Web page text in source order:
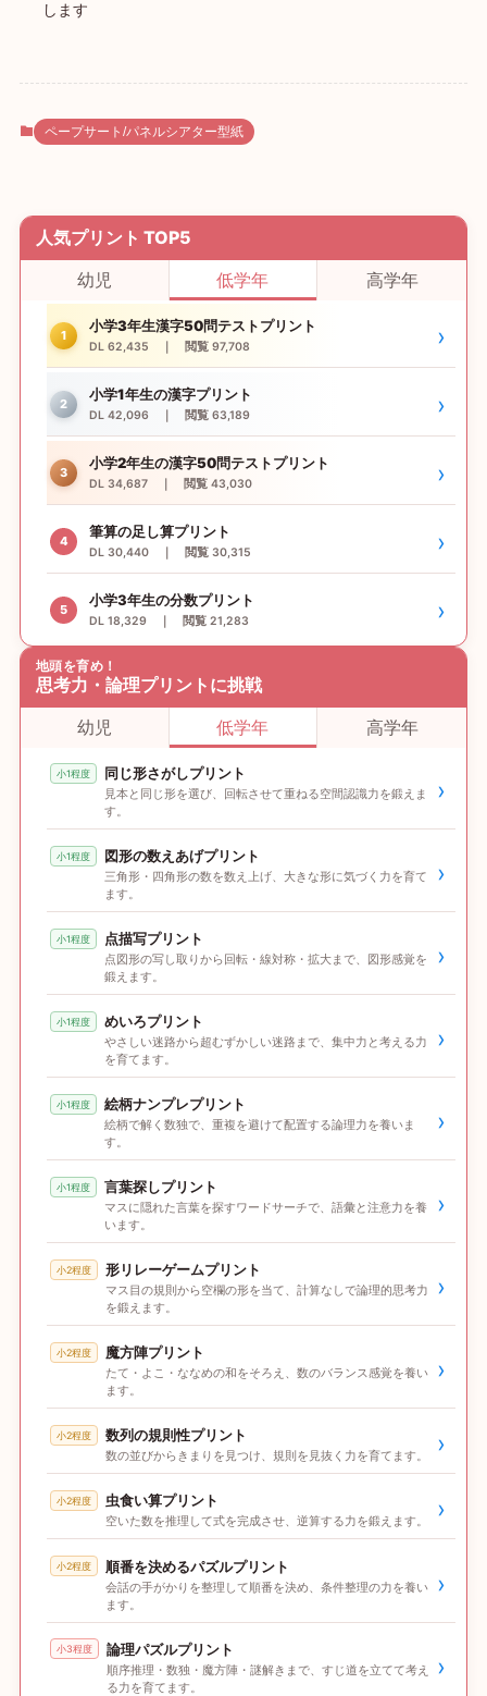
します
ペープサート/パネルシアター型紙
人気プリント TOP5
幼児
低学年 高学年
1
小学3年生漢字50問テストプリント
DL 62,435 ｜ 閲覧 97,708 ›
2
小学1年生の漢字プリント
DL 42,096 ｜ 閲覧 63,189 ›
3
小学2年生の漢字50問テストプリント
DL 34,687 ｜ 閲覧 43,030 ›
4
筆算の足し算プリント
DL 30,440 ｜ 閲覧 30,315 ›
5
小学3年生の分数プリント
DL 18,329 ｜ 閲覧 21,283 ›
地頭を育め！
思考力・論理プリントに挑戦
幼児
低学年 高学年
小1程度 同じ形さがしプリント
見本と同じ形を選び、回転させて重ねる空間認識力を鍛えま
す。
›
小1程度 図形の数えあげプリント
三角形・四角形の数を数え上げ、大きな形に気づく力を育て
ます。
›
小1程度 点描写プリント
点図形の写し取りから回転・線対称・拡大まで、図形感覚を
鍛えます。
›
小1程度 めいろプリント
やさしい迷路から超むずかしい迷路まで、集中力と考える力
を育てます。
›
小1程度 絵柄ナンプレプリント
絵柄で解く数独で、重複を避けて配置する論理力を養いま
す。
›
小1程度 言葉探しプリント
マスに隠れた言葉を探すワードサーチで、語彙と注意力を養
います。
›
小2程度 形リレーゲームプリント
マス目の規則から空欄の形を当て、計算なしで論理的思考力
を鍛えます。
›
小2程度 魔方陣プリント
たて・よこ・ななめの和をそろえ、数のバランス感覚を養い
ます。
›
小2程度 数列の規則性プリント
数の並びからきまりを見つけ、規則を見抜く力を育てます。 ›
小2程度 虫食い算プリント
空いた数を推理して式を完成させ、逆算する力を鍛えます。 ›
小2程度 順番を決めるパズルプリント
会話の手がかりを整理して順番を決め、条件整理の力を養い
ます。
›
小3程度 論理パズルプリント
順序推理・数独・魔方陣・謎解きまで、すじ道を立てて考え
る力を育てます。
›